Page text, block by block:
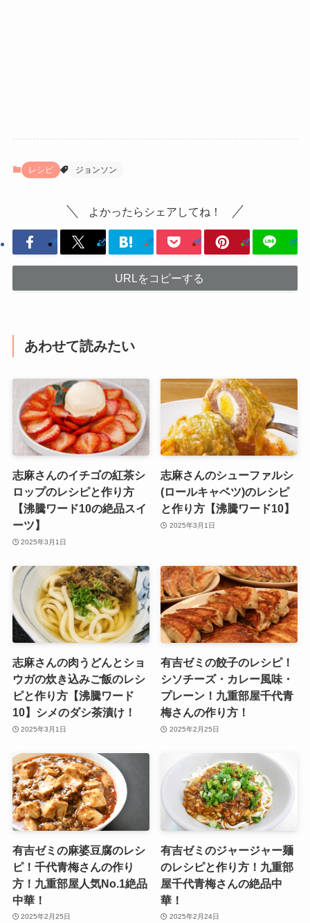
レシピ ジョンソン
よかったらシェアしてね！
URLをコピーする
あわせて読みたい
志麻さんのイチゴの紅茶シ
ロップのレシピと作り方
【沸騰ワード10の絶品スイ
ーツ】
2025年3月1日
志麻さんのシューファルシ
(ロールキャベツ)のレシピ
と作り方【沸騰ワード10】
2025年3月1日
志麻さんの肉うどんとショ
ウガの炊き込みご飯のレシ
ピと作り方【沸騰ワード
10】シメのダシ茶漬け！
2025年3月1日
有吉ゼミの餃子のレシピ！
シソチーズ・カレー風味・
プレーン！九重部屋千代青
梅さんの作り方！
2025年2月25日
有吉ゼミの麻婆豆腐のレシ
ピ！千代青梅さんの作り
方！九重部屋人気No.1絶品
中華！
2025年2月25日
有吉ゼミのジャージャー麺
のレシピと作り方！九重部
屋千代青梅さんの絶品中
華！
2025年2月24日